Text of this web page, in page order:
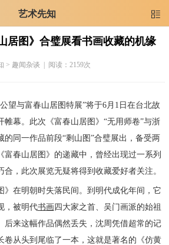
艺术先知 
居图》合璧展看书画收藏的机缘
> 趣闻杂谈 | 阅读：2159次
望与富春山居图特展”将于6月1日在台北故
帷幕。此次《富春山居图》“无用师卷”与浙
的同一作品前段“剩山图”合璧展出，备受两
富春山居图》的递藏中，曾经出现过一系列
合，此次展览无疑将得到收藏爱好者关注。
》在明朝时失落民间。到明代成化年间，它
，被明代书画 四大家之首、吴门画派的始祖
后来这幅作品偶然丢失，沈周凭借超常的记
卷从头到尾临了一本，这就是著名的《仿黄